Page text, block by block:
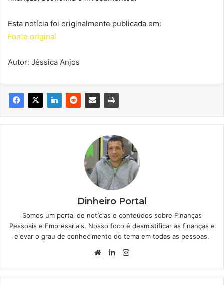
Esta notícia foi originalmente publicada em:
Fonte original
Autor: Jéssica Anjos
Dinheiro Portal
Somos um portal de notícias e conteúdos sobre Finanças
Pessoais e Empresariais. Nosso foco é desmistificar as finanças e
elevar o grau de conhecimento do tema em todas as pessoas.
WebsiteLinkedin